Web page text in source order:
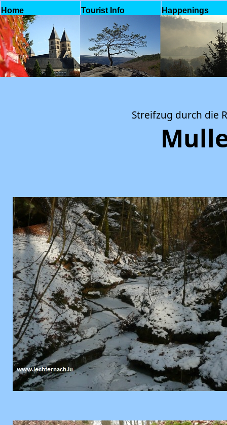
Streifzug durch die
Home Tourist Info Happenings